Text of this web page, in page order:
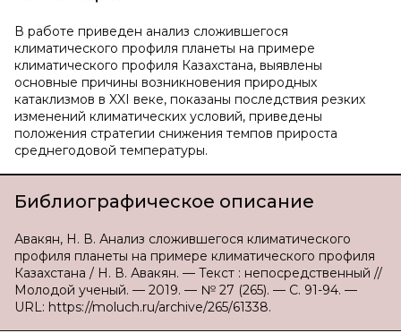
В работе приведен анализ сложившегося
климатического профиля планеты на примере
климатического профиля Казахстана, выявлены
основные причины возникновения природных
катаклизмов в XXI веке, показаны последствия резких
изменений климатических условий, приведены
положения стратегии снижения темпов прироста
среднегодовой температуры.
Библиографическое описание
Авакян, Н. В. Анализ сложившегося климатического
профиля планеты на примере климатического профиля
Казахстана / Н. В. Авакян. — Текст : непосредственный //
Молодой ученый. — 2019. — № 27 (265). — С. 91-94. —
URL: https://moluch.ru/archive/265/61338.